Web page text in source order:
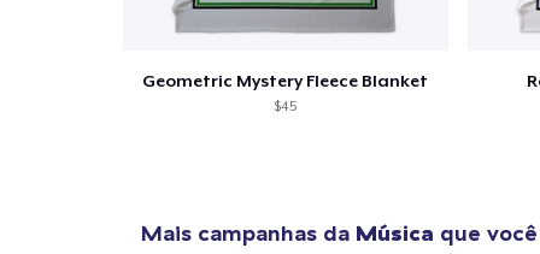
Geometric Mystery Fleece Blanket
$45
Mais campanhas da Música que